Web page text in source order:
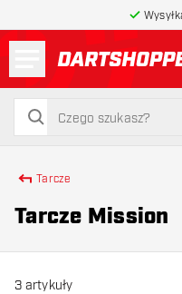
powrót
szukaj
szukaj
Tarcze
Tarcze Mission
3 artykuły